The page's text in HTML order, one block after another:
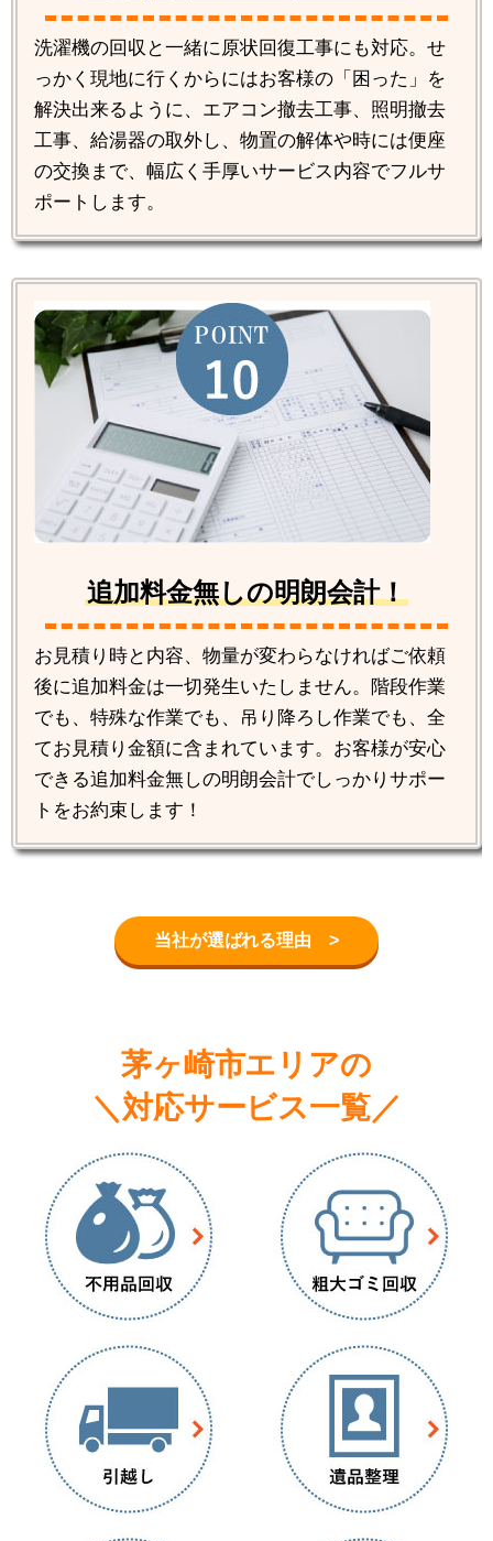
洗濯機の回収と一緒に原状回復工事にも対応。せ
っかく現地に行くからにはお客様の「困った」を
解決出来るように、エアコン撤去工事、照明撤去
工事、給湯器の取外し、物置の解体や時には便座
の交換まで、幅広く手厚いサービス内容でフルサ
ポートします。
追加料金無しの明朗会計！
お見積り時と内容、物量が変わらなければご依頼
後に追加料金は一切発生いたしません。階段作業
でも、特殊な作業でも、吊り降ろし作業でも、全
てお見積り金額に含まれています。お客様が安心
できる追加料金無しの明朗会計でしっかりサポー
トをお約束します！
当社が選ばれる理由 >
茅ヶ崎市エリアの
＼対応サービス一覧／